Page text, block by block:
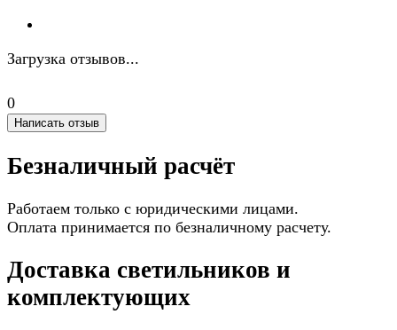
Загрузка отзывов...
0
Написать отзыв
Безналичный расчёт
Работаем только с юридическими лицами.
Оплата принимается по безналичному расчету.
Доставка светильников и
комплектующих